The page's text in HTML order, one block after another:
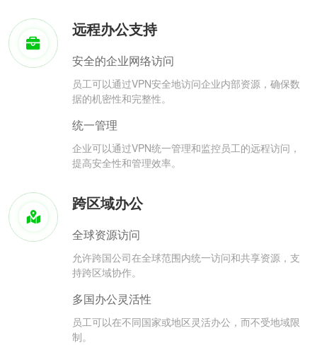
远程办公支持
安全的企业网络访问
员工可以通过VPN安全地访问企业内部资源，确保数
据的机密性和完整性。
统一管理
企业可以通过VPN统一管理和监控员工的远程访问，
提高安全性和管理效率。
跨区域办公
全球资源访问
允许跨国公司在全球范围内统一访问和共享资源，支
持跨区域协作。
多国办公灵活性
员工可以在不同国家或地区灵活办公，而不受地域限
制。